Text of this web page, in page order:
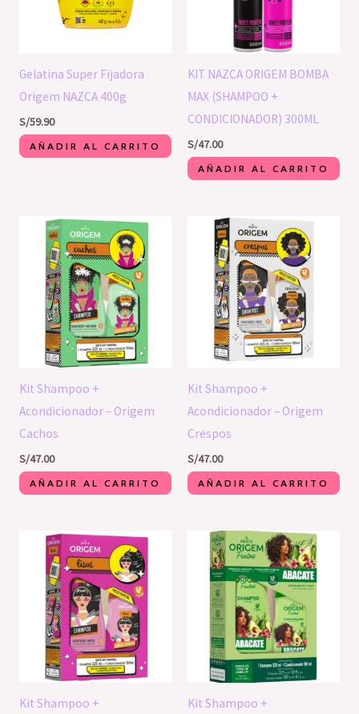
Gelatina Super Fijadora
Origem NAZCA 400g
S/59.90
AÑADIR AL CARRITO
KIT NAZCA ORIGEM BOMBA
MAX (SHAMPOO +
CONDICIONADOR) 300ML
S/47.00
AÑADIR AL CARRITO
Kit Shampoo +
Acondicionador – Origem
Cachos
S/47.00
AÑADIR AL CARRITO
Kit Shampoo +
Acondicionador – Origem
Crespos
S/47.00
AÑADIR AL CARRITO
Kit Shampoo +
Kit Shampoo +